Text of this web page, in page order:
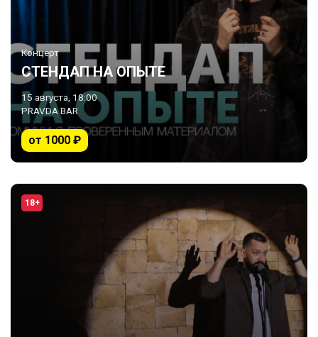
Концерт
СТЕНДАП НА ОПЫТЕ
15 августа, 18:00
PRAVDA BAR
от 1000 ₽
18+